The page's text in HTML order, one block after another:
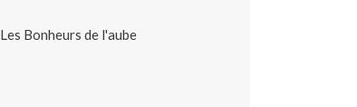
Les Bonheurs de l'aube